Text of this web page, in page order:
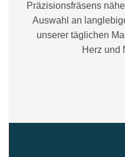
Präzisionsfräsens
Auswahl an
unserer täglichen
Herz und